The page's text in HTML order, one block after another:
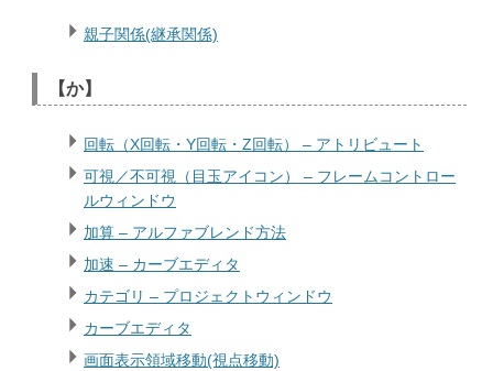
親子関係(継承関係)
【か】
回転（X回転・Y回転・Z回転） – アトリビュート
可視／不可視（目玉アイコン） – フレームコントロー
ルウィンドウ
加算 – アルファブレンド方法
加速 – カーブエディタ
カテゴリ – プロジェクトウィンドウ
カーブエディタ
画面表示領域移動(視点移動)